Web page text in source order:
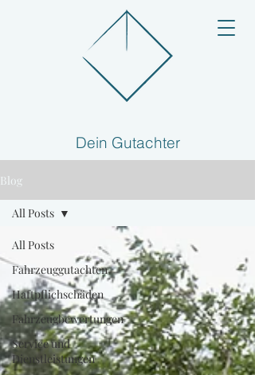
Dein Gutachter
Blog
All Posts
Fahrzeuggutachten
Haftpflichschäden
Fahrzeugbewertungen
Service und
Dienstleistungen
All Posts